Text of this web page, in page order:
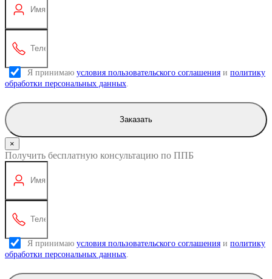
Я принимаю условия пользовательского соглашения и политику
обработки персональных данных
Заказать
×
Получить бесплатную консультацию по ППБ
Я принимаю условия пользовательского соглашения и политику
обработки персональных данных